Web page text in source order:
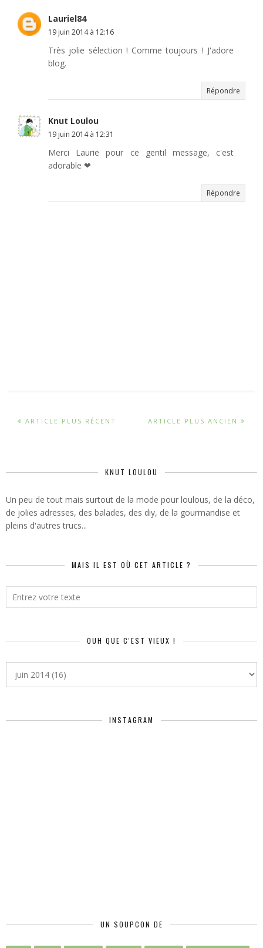
Lauriel84
19 juin 2014 à 12:16
Très jolie sélection ! Comme toujours ! J'adore
blog.
Répondre
Knut Loulou
19 juin 2014 à 12:31
Merci Laurie pour ce gentil message, c'est
adorable ❤
Répondre
ARTICLE PLUS RÉCENT ARTICLE PLUS ANCIEN
KNUT LOULOU
Un peu de tout mais surtout de la mode pour loulous, de la déco,
de jolies adresses, des balades, des diy, de la gourmandise et
pleins d'autres trucs...
MAIS IL EST OÙ CET ARTICLE ?
OUH QUE C'EST VIEUX !
INSTAGRAM
UN SOUPCON DE